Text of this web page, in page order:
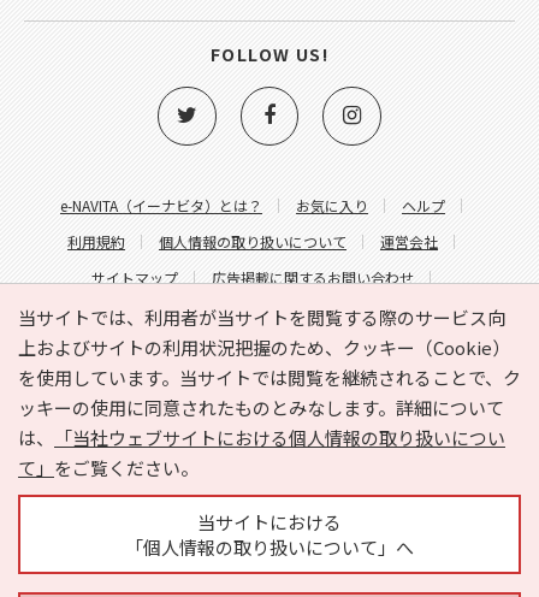
当サイトでは、利用者が当サイトを閲覧する際のサービス向
上およびサイトの利用状況把握のため、クッキー（Cookie）
を使用しています。当サイトでは閲覧を継続されることで、ク
ッキーの使用に同意されたものとみなします。詳細について
は、
「当社ウェブサイトにおける個人情報の取り扱いについ
て」 をご覧ください。
当サイトにおける
「個人情報の取り扱いについて」へ
e-NAVITA（イーナビタ）とは？ お気に入り
ヘルプ
利用規約
個人情報の取り扱いについて
運営会社
サイトマップ
広告掲載に関するお問い合わせ
サイトの内容に関するお問い合わせ
FOLLOW US!
Copyright © HYOJITO.Co.,Ltd. All Rights Reserved.